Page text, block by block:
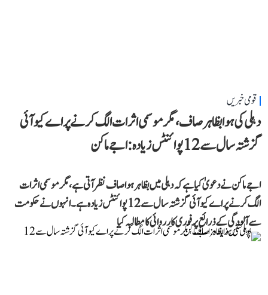
قومی خبریں
دہلی کی ہوا بظاہر صاف، مگر موسمی اثرات الگ کرنے پر اے کیو آئی
گزشتہ سال سے 12 پوائنٹس زیادہ: اجے ماکن
اجے ماکن نے دعویٰ کیا ہے کہ دہلی میں بظاہر ہوا صاف نظر آتی ہے، مگر موسمی اثرات
الگ کرنے پر اے کیو آئی گزشتہ سال سے 12 پوائنٹس زیادہ ہے۔ انہوں نے حکومت
سے آلودگی کے ذرائع پر فوری کارروائی کا مطالبہ کیا